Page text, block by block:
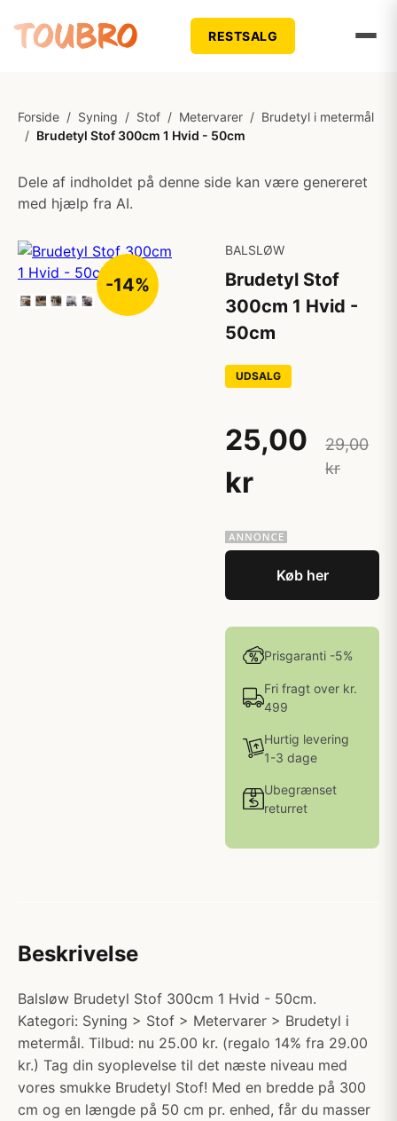
RESTSALG
Forside / Syning / Stof / Metervarer / Brudetyl i metermål
/ Brudetyl Stof 300cm 1 Hvid - 50cm
Dele af indholdet på denne side kan være genereret
med hjælp fra AI.
-14%
BALSLØW
Brudetyl Stof
300cm 1 Hvid -
50cm
UDSALG
25,00
kr
29,00
kr
Køb her
Prisgaranti -5%
Fri fragt over kr.
499
Hurtig levering
1-3 dage
Ubegrænset
returret
Beskrivelse
Balsløw Brudetyl Stof 300cm 1 Hvid - 50cm.
Kategori: Syning > Stof > Metervarer > Brudetyl i
metermål. Tilbud: nu 25.00 kr. (regalo 14% fra 29.00
kr.) Tag din syoplevelse til det næste niveau med
vores smukke Brudetyl Stof! Med en bredde på 300
cm og en længde på 50 cm pr. enhed, får du masser